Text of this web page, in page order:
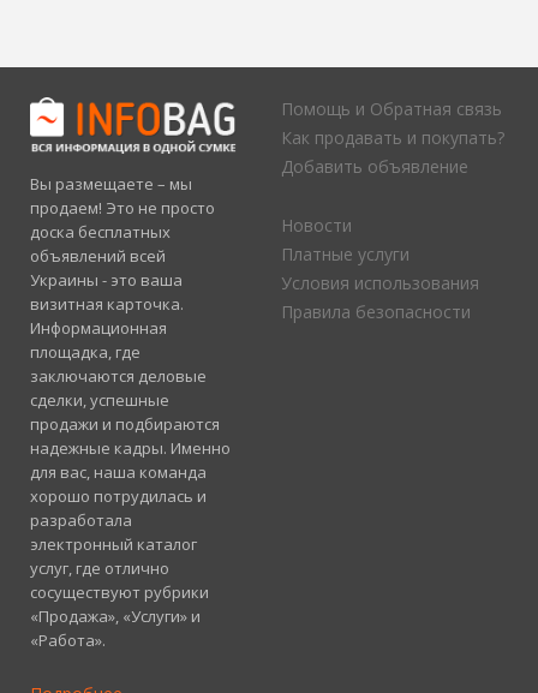
Вы размещаете – мы
продаем! Это не просто
доска бесплатных
объявлений всей
Украины - это ваша
визитная карточка.
Информационная
площадка, где
заключаются деловые
сделки, успешные
продажи и подбираются
надежные кадры. Именно
для вас, наша команда
хорошо потрудилась и
разработала
электронный каталог
услуг, где отлично
сосуществуют рубрики
«Продажа», «Услуги» и
«Работа».
Помощь и Обратная связь
Как продавать и покупать?
Добавить объявление
Новости
Платные услуги
Условия использования
Правила безопасности